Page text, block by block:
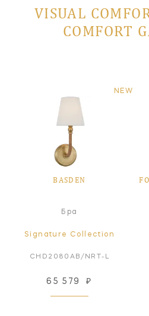
VISUAL
COMFORT
NEW
BASDEN
Бра
Signature Collection
CHD2080AB/NRT-L
65 579 ₽